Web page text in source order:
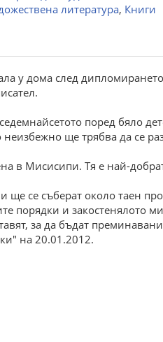
литература, Книги
у дома след
поред бяло
ще трябва да се
в Мисисипи. Тя е най-
ще се съберат около таен
порядки и закостенялото
за да бъдат
на 20.01.2012.